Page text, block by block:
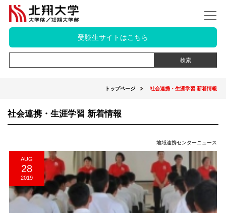
受験生サイトはこちら
トップページ 社会連携・生涯学習 新着情報
社会連携・生涯学習 新着情報
地域連携センターニュース
AUG
28
2019